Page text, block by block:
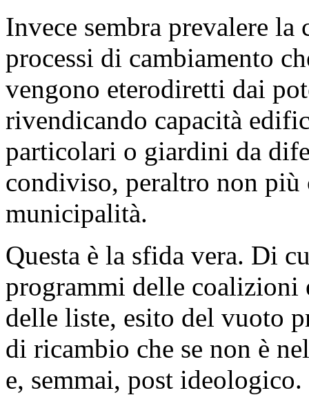
Invece sembra prevalere
processi di cambiamento
vengono eterodiretti dai
rivendicando capacità
particolari o giardini da
condiviso, peraltro non
municipalità.
Questa è la sfida vera. Di
programmi delle coalizioni
delle liste, esito del vuoto
di ricambio che se non è
e, semmai, post ideologico.